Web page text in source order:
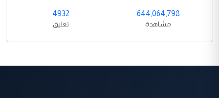
644,064,798
مشاهدة
4932
تعليق